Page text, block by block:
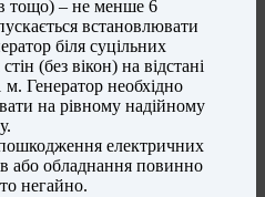
тощо) – не менше 6
встановлювати
біля суцільних
(без вікон) на відстані
Генератор необхідно
на рівному надійному
електричних
або обладнання повинно
негайно.